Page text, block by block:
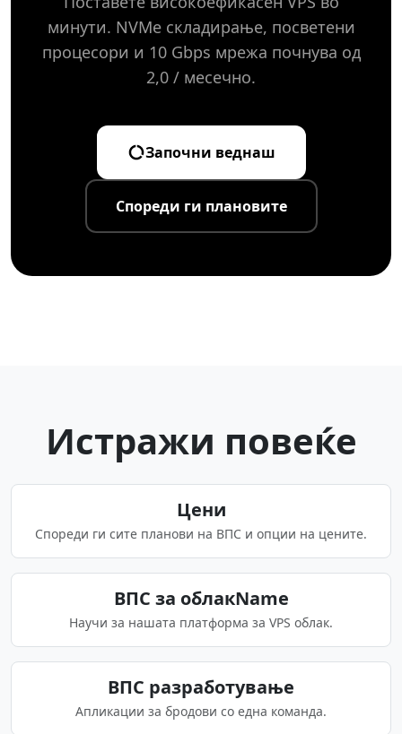
минути. NVMe складирање, посветени
процесори и 10 Gbps мрежа почнува од
2,0 / месечно.
Започни веднаш
Спореди ги плановите
Истражи повеќе
Цени
Спореди ги сите планови на ВПС и опции на цените.
ВПС за облакName
Научи за нашата платформа за VPS облак.
ВПС разработување
Апликации за бродови со една команда.